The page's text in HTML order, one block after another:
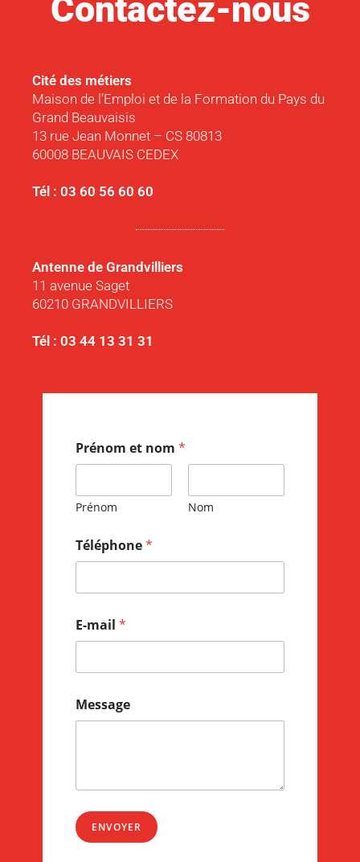
Contactez-nous
Cité des métiers
Maison de l’Emploi et de la Formation du Pays du
Grand Beauvaisis
13 rue Jean Monnet – CS 80813
60008 BEAUVAIS CEDEX
Tél : 03 60 56 60 60
Antenne de Grandvilliers
11 avenue Saget
60210 GRANDVILLIERS
Tél : 03 44 13 31 31
Prénom et nom *
Prénom Nom
Téléphone*
E-mail *
Message
ENVOYER